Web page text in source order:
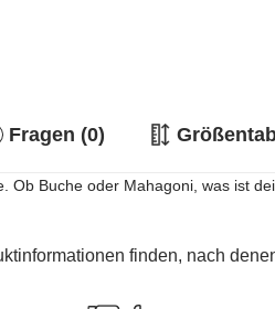
Fragen (0)
Buche oder Mahagoni, was ist
finden, nach